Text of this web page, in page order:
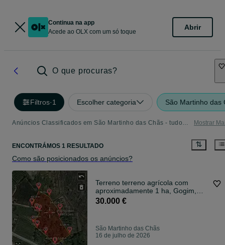
Continua na app
Acede ao OLX com um só toque
Abrir
O que procuras?
Filtros·1 Escolher categoria São Martinho das
Anúncios Classificados em São Martinho das Chãs - tudo o que precisa Mostrar
ENCONTRÁMOS 1 RESULTADO
Como são posicionados os anúncios?
Terreno terreno agrícola com
aproximadamente 1 ha, Gogim,
Amamar
30.000 €
São Martinho das Chãs
16 de julho de 2026